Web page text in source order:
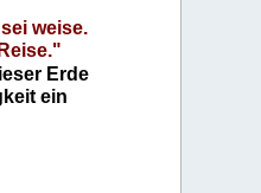
weise.
Erde
ein